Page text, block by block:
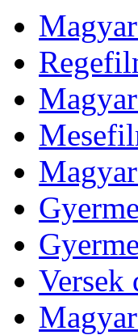
Versek